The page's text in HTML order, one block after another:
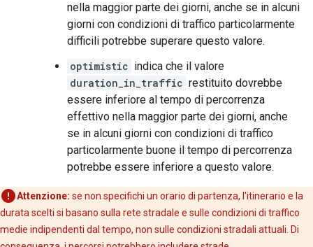
nella maggior parte dei giorni, anche se in alcuni
giorni con condizioni di traffico particolarmente
difficili potrebbe superare questo valore.
optimistic indica che il valore
duration_in_traffic restituito dovrebbe
essere inferiore al tempo di percorrenza
effettivo nella maggior parte dei giorni, anche
se in alcuni giorni con condizioni di traffico
particolarmente buone il tempo di percorrenza
potrebbe essere inferiore a questo valore.
Attenzione: se non specifichi un orario di partenza, l'itinerario e la
durata scelti si basano sulla rete stradale e sulle condizioni di traffico
medie indipendenti dal tempo, non sulle condizioni stradali attuali. Di